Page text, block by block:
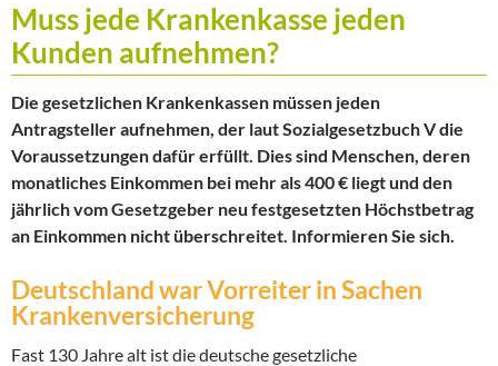
Muss jede Krankenkasse jeden
Kunden aufnehmen?
Die gesetzlichen Krankenkassen müssen jeden
Antragsteller aufnehmen, der laut Sozialgesetzbuch V die
Voraussetzungen dafür erfüllt. Dies sind Menschen, deren
monatliches Einkommen bei mehr als 400 € liegt und den
jährlich vom Gesetzgeber neu festgesetzten Höchstbetrag
an Einkommen nicht überschreitet. Informieren Sie sich.
Deutschland war Vorreiter in Sachen
Krankenversicherung
Fast 130 Jahre alt ist die deutsche gesetzliche